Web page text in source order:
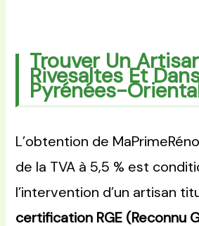
Trouver Un
Rivesaltes Et
Pyrénées-
L’obtention de
de la TVA à 5,5 % est
l’intervention d’un artisan
certification RGE (Reconnu